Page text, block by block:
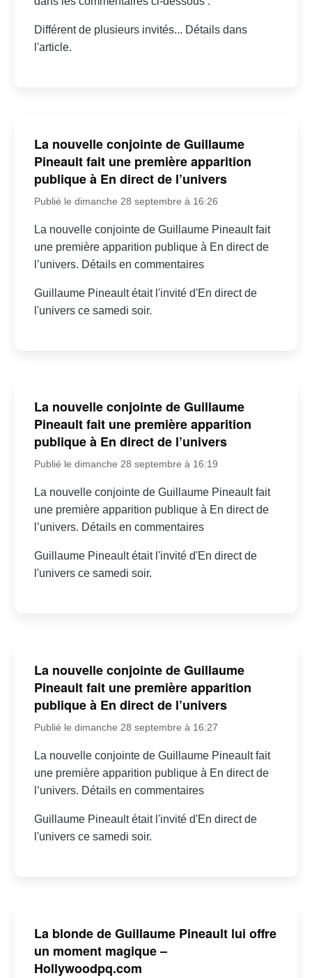
Différent de plusieurs invités... Détails dans
l'article.
La nouvelle conjointe de Guillaume
Pineault fait une première apparition
publique à En direct de l’univers
Publié le dimanche 28 septembre à 16:26
La nouvelle conjointe de Guillaume Pineault fait
une première apparition publique à En direct de
l’univers. Détails en commentaires
Guillaume Pineault était l'invité d'En direct de
l'univers ce samedi soir.
La nouvelle conjointe de Guillaume
Pineault fait une première apparition
publique à En direct de l’univers
Publié le dimanche 28 septembre à 16:19
La nouvelle conjointe de Guillaume Pineault fait
une première apparition publique à En direct de
l’univers. Détails en commentaires
Guillaume Pineault était l'invité d'En direct de
l'univers ce samedi soir.
La nouvelle conjointe de Guillaume
Pineault fait une première apparition
publique à En direct de l’univers
Publié le dimanche 28 septembre à 16:27
La nouvelle conjointe de Guillaume Pineault fait
une première apparition publique à En direct de
l’univers. Détails en commentaires
Guillaume Pineault était l'invité d'En direct de
l'univers ce samedi soir.
La blonde de Guillaume Pineault lui offre
un moment magique –
Hollywoodpq.com